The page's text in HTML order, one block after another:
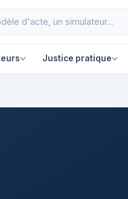
Justice pratique